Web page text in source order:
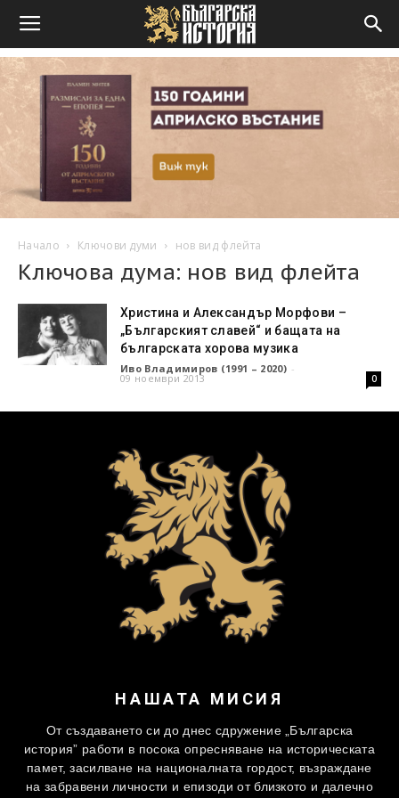
Начало Ключови думи нов вид флейта
Ключова дума: нов вид флейта
Христина и Александър Морфови –
„Българският славей“ и бащата на
българската хорова музика
Иво Владимиров (1991 – 2020) -
09 ноември 2013 0
НАШАТА МИСИЯ
От създаването си до днес сдружение „Българска
история” работи в посока опресняване на историческата
памет, засилване на националната гордост, възраждане
на забравени личности и епизоди от близкото и далечно